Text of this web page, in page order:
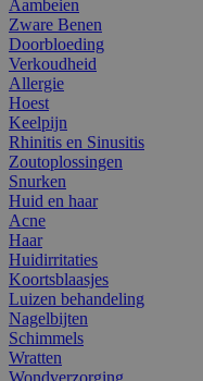
Aambeien
Zware Benen
Doorbloeding
Verkoudheid
Allergie
Hoest
Keelpijn
Rhinitis en Sinusitis
Zoutoplossingen
Snurken
Huid en haar
Acne
Haar
Huidirritaties
Koortsblaasjes
Luizen behandeling
Nagelbijten
Schimmels
Wratten
Wondverzorging